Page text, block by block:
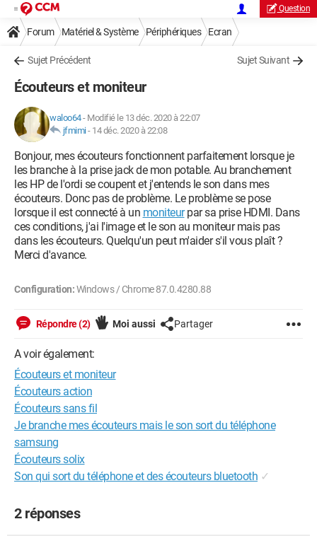
Question
Forum Matériel & Système Périphériques Ecran
Sujet Précédent Sujet Suivant
Écouteurs et moniteur
waloo64- Modifié le 13 déc. 2020 à 22:07
jfmimi- 14 déc. 2020 à 22:08
Bonjour, mes écouteurs fonctionnent parfaitement lorsque je
les branche à la prise jack de mon potable. Au branchement
les HP de l'ordi se coupent et j'entends le son dans mes
écouteurs. Donc pas de problème. Le problème se pose
lorsque il est connecté à un moniteurpar sa prise HDMI. Dans
ces conditions, j'ai l'image et le son au moniteur mais pas
dans les écouteurs. Quelqu'un peut m'aider s'il vous plaît ?
Merci d'avance.
Configuration:Windows / Chrome 87.0.4280.88
Répondre (2) Moi aussi Partager
A voir également:
Écouteurs et moniteur
Écouteurs action
Écouteurs sans fil
Je branche mes écouteurs mais le son sort du téléphone
samsung
Écouteurs solix
Son qui sort du téléphone et des écouteurs bluetooth ✓
2 réponses